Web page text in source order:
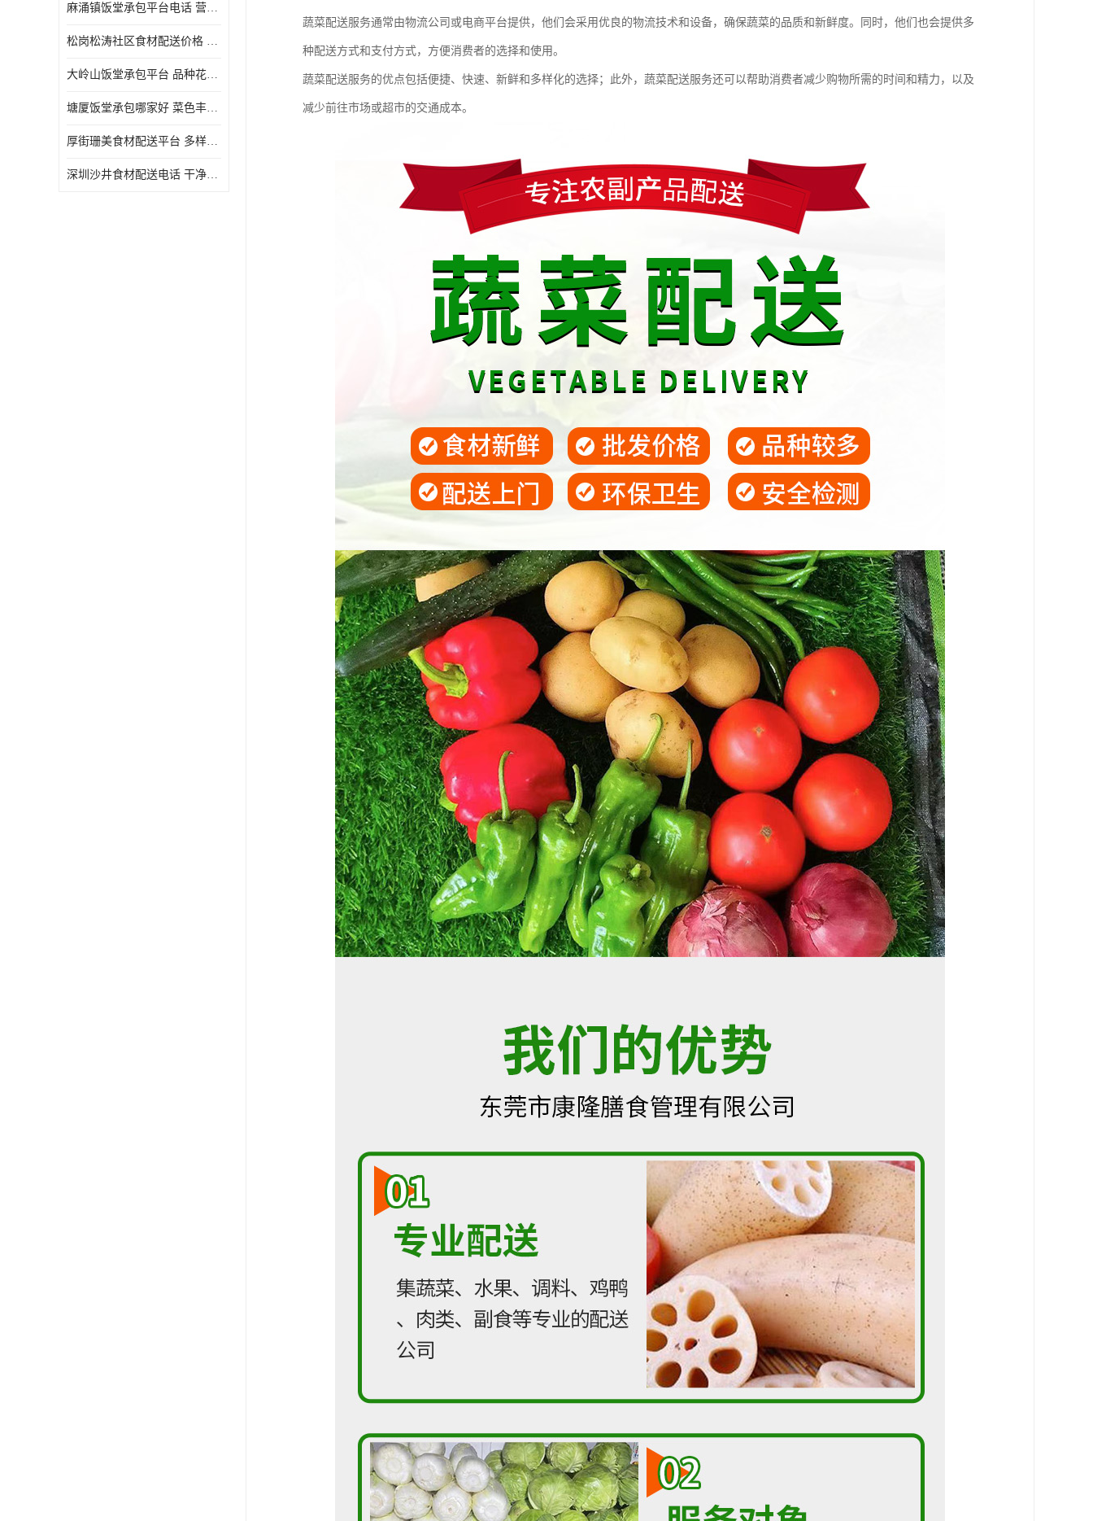
麻涌镇饭堂承包平台电话 营养均衡 定期推出新菜式
松岗松涛社区食材配送价格 搭配均匀 菜式品种类别多
大岭山饭堂承包平台 品种花样丰富 定期推出新菜式
塘厦饭堂承包哪家好 菜色丰富 大幅度降低食材成本
厚街珊美食材配送平台 多样化选择 提高膳食质量
深圳沙井食材配送电话 干净卫生 无需亲自管理
蔬菜配送服务通常由物流公司或电商平台提供，他们会采用优良的物流技术和设备，确保蔬菜的品质和新鲜度。同时，他们也会提供多
种配送方式和支付方式，方便消费者的选择和使用。
蔬菜配送服务的优点包括便捷、快速、新鲜和多样化的选择；此外，蔬菜配送服务还可以帮助消费者减少购物所需的时间和精力，以及
减少前往市场或超市的交通成本。